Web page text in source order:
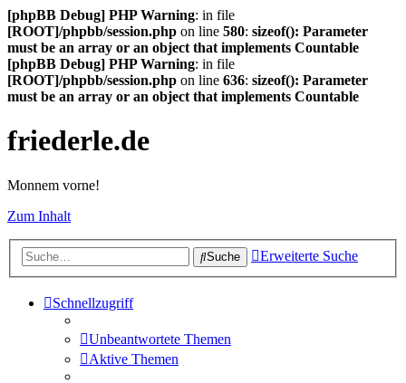
[phpBB Debug] PHP Warning: in file
[ROOT]/phpbb/session.php on line 580: sizeof(): Parameter
must be an array or an object that implements Countable
[phpBB Debug] PHP Warning: in file
[ROOT]/phpbb/session.php on line 636: sizeof(): Parameter
must be an array or an object that implements Countable
friederle.de
Monnem vorne!
Zum Inhalt
Suche Erweiterte Suche
Schnellzugriff
Unbeantwortete Themen
Aktive Themen